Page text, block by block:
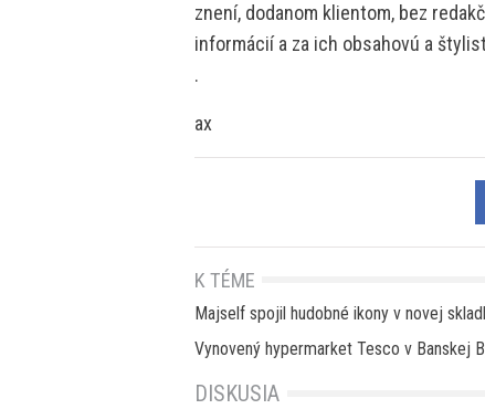
znení, dodanom klientom, bez
informácií a za ich obsahovú a
.
ax
K TÉME
Majself spojil hudobné ikony v novej
Vynovený hypermarket Tesco v Banskej
DISKUSIA